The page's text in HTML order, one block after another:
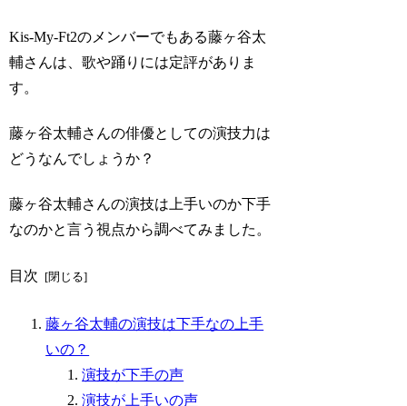
Kis-My-Ft2のメンバーでもある藤ヶ谷太
輔さんは、歌や踊りには定評がありま
す。
藤ヶ谷太輔さんの俳優としての演技力は
どうなんでしょうか？
藤ヶ谷太輔さんの演技は上手いのか下手
なのかと言う視点から調べてみました。
目次
藤ヶ谷太輔の演技は下手なの上手
いの？
演技が下手の声
演技が上手いの声